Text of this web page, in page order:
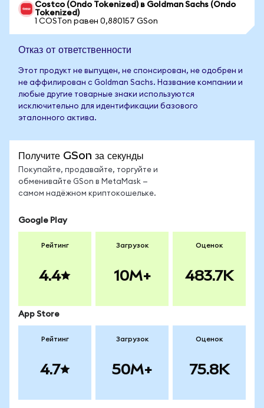
Costco (Ondo Tokenized) в Goldman Sachs (Ondo
Tokenized)
1 COSTon равен 0,880157 GSon
Отказ от ответственности
Этот продукт не выпущен, не спонсирован, не одобрен и
не аффилирован с Goldman Sachs. Название компании и
любые другие товарные знаки используются
исключительно для идентификации базового
эталонного актива.
Получите GSon за секунды
Покупайте, продавайте, торгуйте и
обменивайте GSon в MetaMask —
самом надёжном криптокошельке.
Google Play
Рейтинг
4.4
Загрузок
10M+
Оценок
483.7K
App Store
Рейтинг
4.7
Загрузок
50M+
Оценок
75.8K